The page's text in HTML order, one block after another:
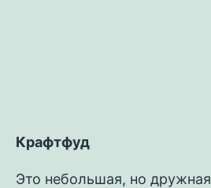
Крафтфуд
Это небольшая, но дружная